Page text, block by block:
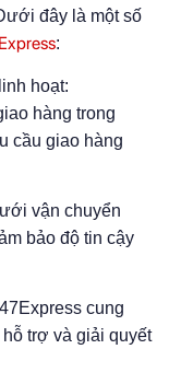
đây là một số
:
hoạt:
hàng trong
cầu giao hàng
vận chuyển
bảo độ tin cậy
cung
trợ và giải quyết